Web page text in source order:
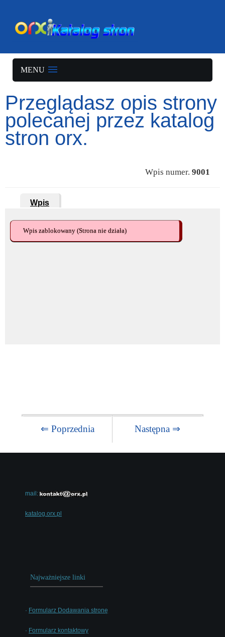
MENU
Przeglądasz opis strony
polecanej przez katalog
stron orx.
Wpis numer. 9001
Wpis
Wpis zablokowany (Strona nie działa)
⇐ Poprzednia Następna ⇒
mail:
katalog.orx.pl
Najważniejsze linki
· Formularz Dodawania stronę
· Formularz kontaktowy